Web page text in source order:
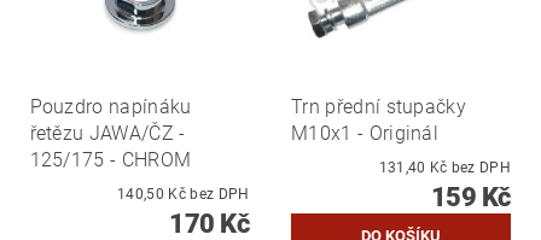
Pouzdro napínáku
řetězu JAWA/ČZ -
125/175 - CHROM
140,50 Kč bez DPH
170 Kč
Trn přední stupačky
M10x1 - Originál
131,40 Kč bez DPH
159 Kč